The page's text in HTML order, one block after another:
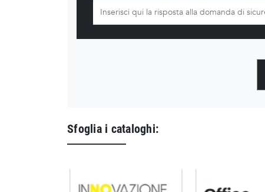
Sfoglia i cataloghi: